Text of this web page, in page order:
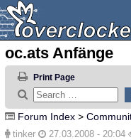
oc.ats Anfänge
Print Page
Forum Index >
tinker 27.03.2008 - 20:04